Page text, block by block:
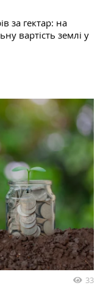
за гектар: на
вартість землі у
33